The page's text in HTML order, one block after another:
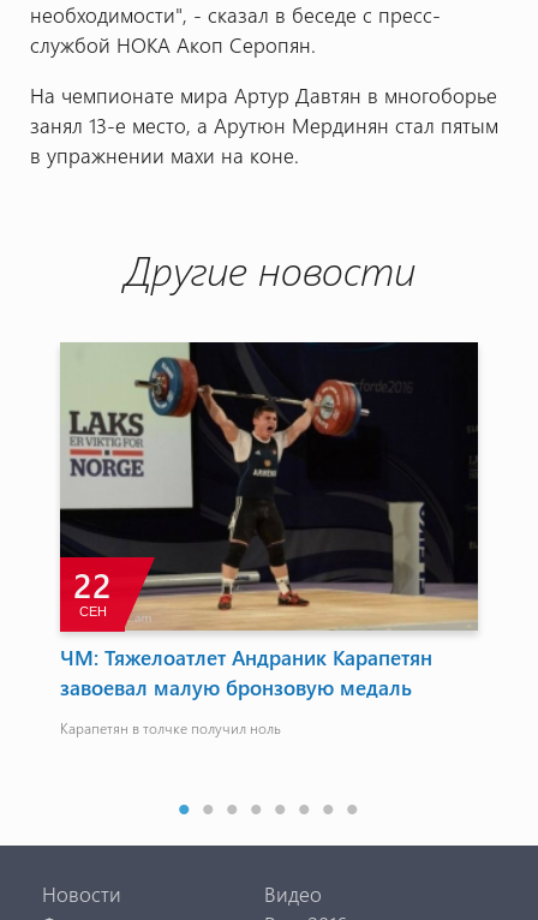
необходимости", - сказал в беседе с пресс-
службой НОКА Акоп Серопян.
На чемпионате мира Артур Давтян в многоборье
занял 13-е место, а Арутюн Мердинян стал пятым
в упражнении махи на коне.
Другие новости
22
СЕН
ЧМ: Тяжелоатлет Андраник Карапетян
завоевал малую бронзовую медаль
Карапетян в толчке получил ноль
Новости
Видео